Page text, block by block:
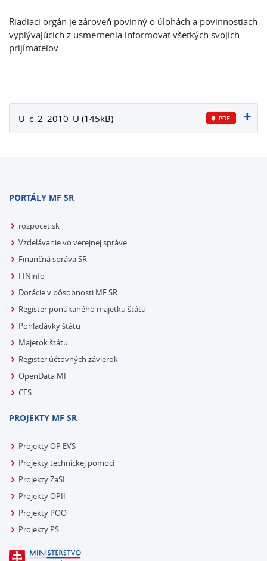
Riadiaci orgán je zároveň povinný o úlohách a povinnostiach
vyplývajúcich z usmernenia informovať všetkých svojich
prijímateľov.
U_c_2_2010_U (145kB)
PORTÁLY MF SR
rozpocet.sk
Vzdelávanie vo verejnej správe
Finančná správa SR
FINinfo
Dotácie v pôsobnosti MF SR
Register ponúkaného majetku štátu
Pohľadávky štátu
Majetok štátu
Register účtovných závierok
OpenData MF
CES
PROJEKTY MF SR
Projekty OP EVS
Projekty technickej pomoci
Projekty ZaSI
Projekty OPII
Projekty POO
Projekty PS